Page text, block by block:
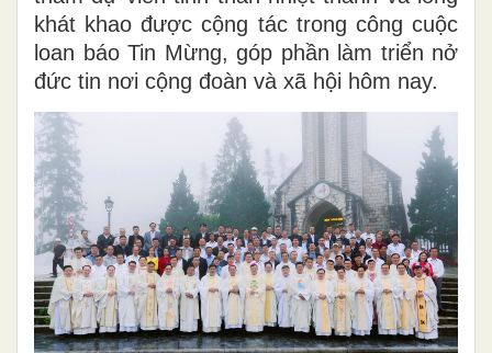
khát khao được cộng tác trong công cuộc
loan báo Tin Mừng, góp phần làm triển nở
đức tin nơi cộng đoàn và xã hội hôm nay.